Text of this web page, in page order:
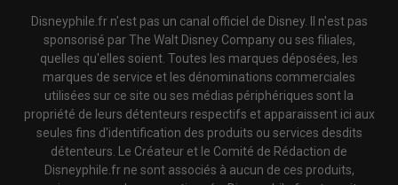
Disneyphile.fr n'est pas un canal officiel de Disney. Il n'est pas
sponsorisé par The Walt Disney Company ou ses filiales,
quelles qu'elles soient. Toutes les marques déposées, les
marques de service et les dénominations commerciales
utilisées sur ce site ou ses médias périphériques sont la
propriété de leurs détenteurs respectifs et apparaissent ici aux
seules fins d'identification des produits ou services desdits
détenteurs. Le Créateur et le Comité de Rédaction de
Disneyphile.fr ne sont associés à aucun de ces produits,